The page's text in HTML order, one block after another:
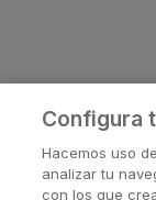
Configura
Hacemos uso
analizar tu
con los que